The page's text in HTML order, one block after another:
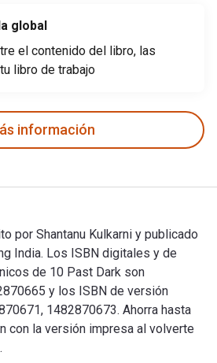
global
el contenido del libro, las
libro de trabajo
información
por Shantanu Kulkarni y publicado
India. Los ISBN digitales y de
de 10 Past Dark son
y los ISBN de versión
1482870673. Ahorra hasta
con la versión impresa al volverte